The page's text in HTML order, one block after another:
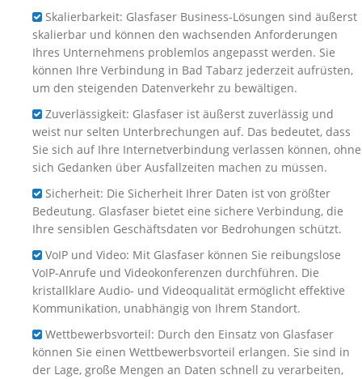
Skalierbarkeit: Glasfaser Business-Lösungen sind äußerst
skalierbar und können den wachsenden Anforderungen
Ihres Unternehmens problemlos angepasst werden. Sie
können Ihre Verbindung in Bad Tabarz jederzeit aufrüsten,
um den steigenden Datenverkehr zu bewältigen.
Zuverlässigkeit: Glasfaser ist äußerst zuverlässig und
weist nur selten Unterbrechungen auf. Das bedeutet, dass
Sie sich auf Ihre Internetverbindung verlassen können, ohne
sich Gedanken über Ausfallzeiten machen zu müssen.
Sicherheit: Die Sicherheit Ihrer Daten ist von größter
Bedeutung. Glasfaser bietet eine sichere Verbindung, die
Ihre sensiblen Geschäftsdaten vor Bedrohungen schützt.
VoIP und Video: Mit Glasfaser können Sie reibungslose
VoIP-Anrufe und Videokonferenzen durchführen. Die
kristallklare Audio- und Videoqualität ermöglicht effektive
Kommunikation, unabhängig von Ihrem Standort.
Wettbewerbsvorteil: Durch den Einsatz von Glasfaser
können Sie einen Wettbewerbsvorteil erlangen. Sie sind in
der Lage, große Mengen an Daten schnell zu verarbeiten,